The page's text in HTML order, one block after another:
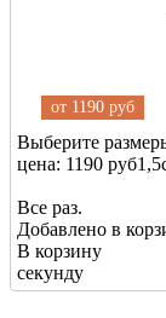
от 1190 руб
Выберите
цена: 1190 руб
Все раз.
Добавлено в
В корзину
секунду